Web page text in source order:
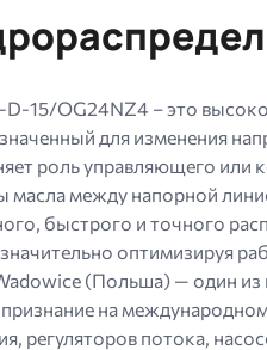
D-15/OG24NZ4 – это
для изменения
роль управляющего или
между напорной
быстрого и точного
оптимизируя
(Польша) — один из
на
регуляторов потока,